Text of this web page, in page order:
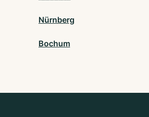
Nürnberg
Bochum